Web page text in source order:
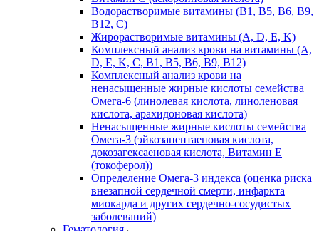
Водорастворимые витамины (B1, B5, B6, В9,
В12, С)
Жирорастворимые витамины (A, D, E, K)
Комплексный анализ крови на витамины (A,
D, E, K, C, B1, B5, B6, В9, B12)
Комплексный анализ крови на
ненасыщенные жирные кислоты семейства
Омега-6 (линолевая кислота, линоленовая
кислота, арахидоновая кислота)
Ненасыщенные жирные кислоты семейства
Омега-3 (эйкозапентаеновая кислота,
докозагексаеновая кислота, Витамин E
(токоферол))
Определение Омега-3 индекса (оценка риска
внезапной сердечной смерти, инфаркта
миокарда и других сердечно-сосудистых
заболеваний)